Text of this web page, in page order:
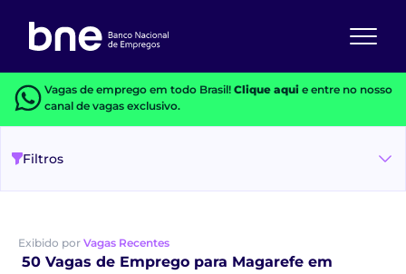
Vagas de emprego em todo Brasil! Clique aquie entre no nosso
canal de vagas exclusivo.
Filtros
Exibido por Vagas Recentes
50 Vagas de Emprego para Magarefe em